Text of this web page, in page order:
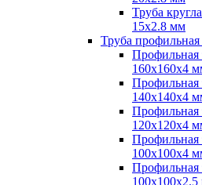
Труба
15х2.8 мм
Труба профильная
Профильная
160х160х4
Профильная
140х140х4
Профильная
120х120х4
Профильная
100х100х4
Профильная